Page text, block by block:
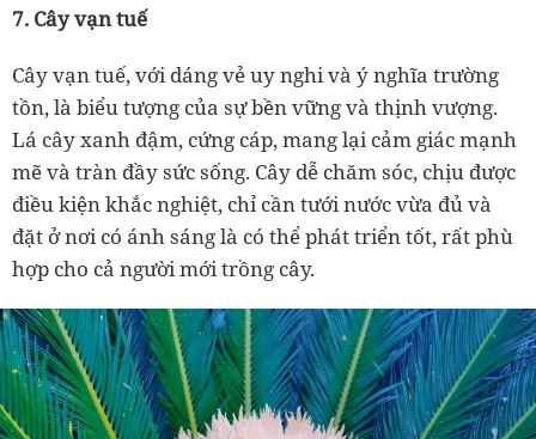
7. Cây vạn tuế
Cây vạn tuế, với dáng vẻ uy nghi và ý nghĩa trường
tồn, là biểu tượng của sự bền vững và thịnh vượng.
Lá cây xanh đậm, cứng cáp, mang lại cảm giác mạnh
mẽ và tràn đầy sức sống. Cây dễ chăm sóc, chịu được
điều kiện khắc nghiệt, chỉ cần tưới nước vừa đủ và
đặt ở nơi có ánh sáng là có thể phát triển tốt, rất phù
hợp cho cả người mới trồng cây.